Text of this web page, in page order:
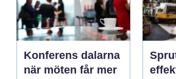
Konferens dalarna
när möten får mer